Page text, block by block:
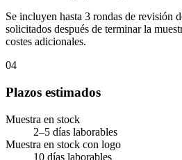
Se incluyen hasta 3 rondas de revisión
solicitados después de terminar la
costes adicionales.
04
Plazos estimados
Muestra en stock
2–5 días laborables
Muestra en stock con logo
10 días laborables